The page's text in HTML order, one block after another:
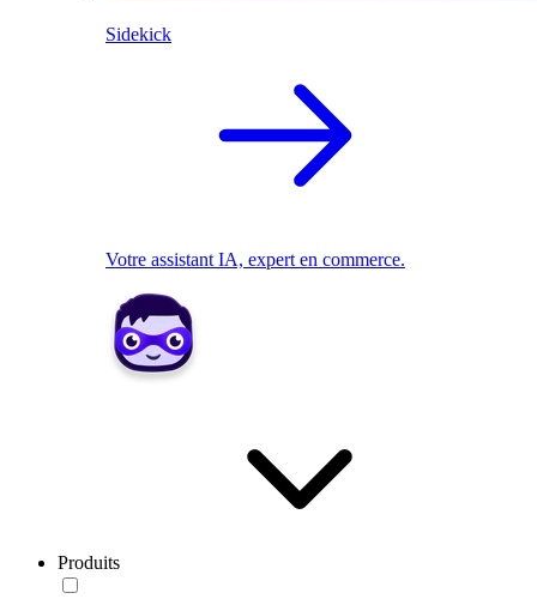
Sidekick
Votre assistant IA, expert en commerce.
Produits